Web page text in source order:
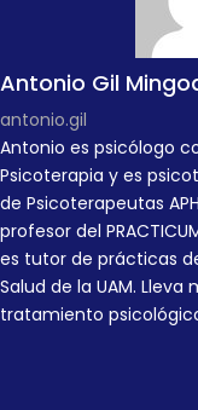
Antonio Gil
antonio.gil
Antonio es psicólogo
Psicoterapia y es
de Psicoterapeutas
profesor del
es tutor de prácticas
Salud de la UAM.
tratamiento